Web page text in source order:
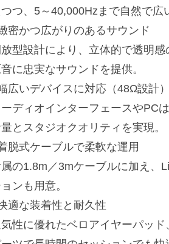
つ、5～40,000Hzまで自然で広
密かつ広がりのあるサウンド
型設計により、立体的で透明
に忠実なサウンドを提供。
広いデバイスに対応（48Ω設計）
ディオインターフェースやPC
とスタジオクオリティを実現。
脱式ケーブルで柔軟な運用
の1.8m／3mケーブルに加え、
ンも用意。
適な装着性と耐久性
性に優れたベロアイヤーパッ